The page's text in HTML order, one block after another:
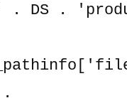
. DS .